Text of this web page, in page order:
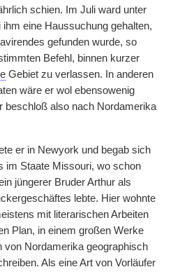
schien. Im Juli ward unter
eine Haussuchung gehalten,
gefunden wurde, so
Befehl, binnen kurzer
Gebiet zu verlassen. In anderen
wäre er wol ebensowenig
beschloß also nach Nordamerika
er in Newyork und begab sich
im Staate Missouri, wo schon
jüngerer Bruder Arthur als
lebte. Hier wohnte
mit literarischen Arbeiten
Plan, in einem großen Werke
von Nordamerika geographisch
Als eine Art von Vorläufer